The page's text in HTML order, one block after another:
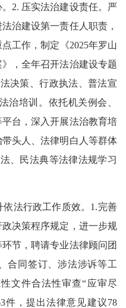
2. 压实法治建设责任。严
治建设第一责任人职责，
工作，制定《2025年罗山
，全年召开法治建设专题
决策、行政执法、普法宣
治培训。依托机关例会、
台，深入开展法治教育培
头人、法律明白人等群体
、民法典等法律法规学习
法行政工作质效。1.完善
决策程序规定，进一步规
节，聘请专业法律顾问团
合同签订、涉法涉诉等工
文件合法性审查“应审尽
件，提出法律意见建议78